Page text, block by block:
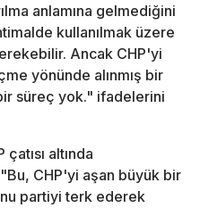
anlamına gelmediğini
kullanılmak üzere
Ancak CHP'yi
yönünde alınmış bir
süreç yok." ifadelerini
altında
CHP'yi aşan büyük bir
partiyi terk ederek